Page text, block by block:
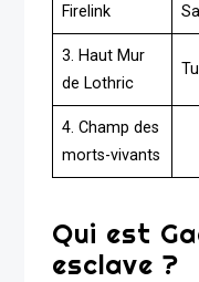
Firelink
3. Haut Mur
de Lothric
4. Champ des
morts-vivants
Qui est
esclave ?